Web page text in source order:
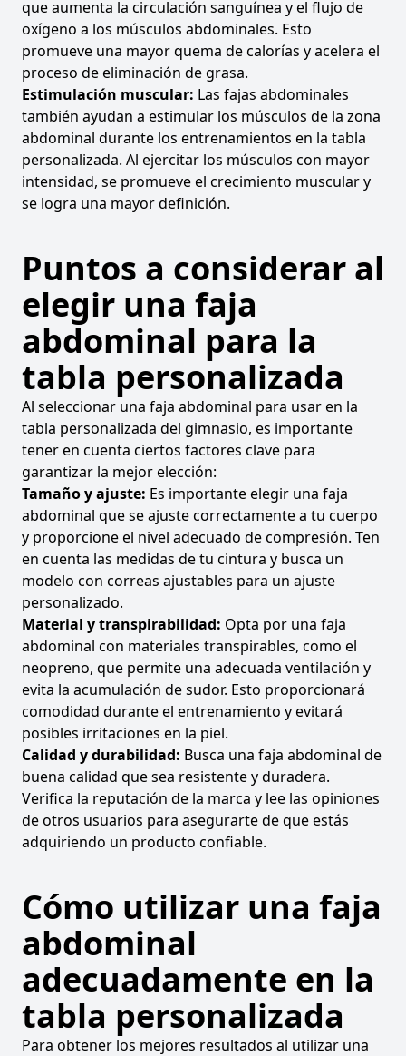
que aumenta la circulación sanguínea y el flujo de
oxígeno a los músculos abdominales. Esto
promueve una mayor quema de calorías y acelera el
proceso de eliminación de grasa.
Estimulación muscular: Las fajas abdominales
también ayudan a estimular los músculos de la zona
abdominal durante los entrenamientos en la tabla
personalizada. Al ejercitar los músculos con mayor
intensidad, se promueve el crecimiento muscular y
se logra una mayor definición.
Puntos a considerar al
elegir una faja
abdominal para la
tabla personalizada
Al seleccionar una faja abdominal para usar en la
tabla personalizada del gimnasio, es importante
tener en cuenta ciertos factores clave para
garantizar la mejor elección:
Tamaño y ajuste: Es importante elegir una faja
abdominal que se ajuste correctamente a tu cuerpo
y proporcione el nivel adecuado de compresión. Ten
en cuenta las medidas de tu cintura y busca un
modelo con correas ajustables para un ajuste
personalizado.
Material y transpirabilidad: Opta por una faja
abdominal con materiales transpirables, como el
neopreno, que permite una adecuada ventilación y
evita la acumulación de sudor. Esto proporcionará
comodidad durante el entrenamiento y evitará
posibles irritaciones en la piel.
Calidad y durabilidad: Busca una faja abdominal de
buena calidad que sea resistente y duradera.
Verifica la reputación de la marca y lee las opiniones
de otros usuarios para asegurarte de que estás
adquiriendo un producto confiable.
Cómo utilizar una faja
abdominal
adecuadamente en la
tabla personalizada
Para obtener los mejores resultados al utilizar una